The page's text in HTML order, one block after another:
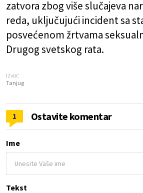
zatvora zbog više slučajeva
reda, uključujući incident sa
posvećenom žrtvama
Drugog svetskog rata.
Izvor:
Tanjug
1 Ostavite komentar
Ime
Tekst